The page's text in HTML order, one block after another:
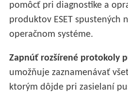
pomôcť pri diagnostike a
produktov ESET spustených
operačnom systéme.
Zapnúť rozšírené protokoly
umožňuje zaznamenávať
ktorým dôjde pri zasielaní